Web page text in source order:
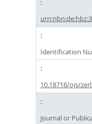
Identification
10.18716/ojs/
Journal or